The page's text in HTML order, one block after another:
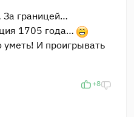
За границей…
1705 года…
И проигрывать
+8